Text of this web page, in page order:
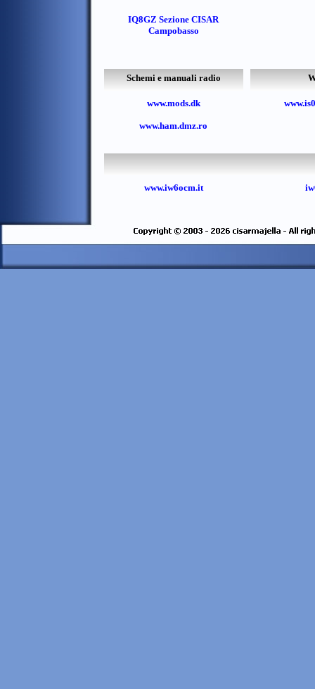
IQ8GZ Sezione CISAR
Campobasso
Schemi e manuali radio
www.mods.dk
www.ham.dmz.ro
www.iw6ocm.it